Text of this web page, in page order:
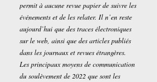
permit à aucune revue papier de suivre les
événements et de les relater. Il n’en reste
aujourd’hui que des traces électroniques
sur le web, ainsi que des articles publiés
dans les journaux et revues étrangères.
Les principaux moyens de communication
du soulèvement de 2022 que sont les